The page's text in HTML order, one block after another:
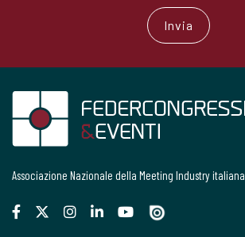
Associazione Nazionale della Meeting Industry italiana